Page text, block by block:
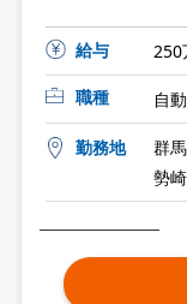
給与
250
職種
自
勤務地
群
勢